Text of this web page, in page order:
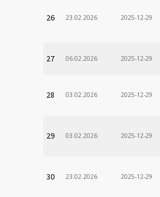
26 23.02.2026 2025-12-29
27 06.02.2026 2025-12-29
28 03.02.2026 2025-12-29
29 03.02.2026 2025-12-29
30 23.02.2026 2025-12-29